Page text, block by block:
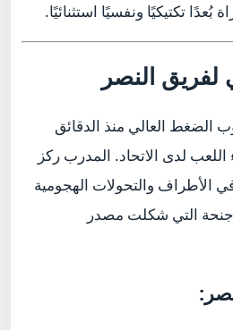
تكتيكيًا ونفسيًا استثنائيًا.
لفريق النصر
الضغط العالي منذ الدقائق
اللعب لدى الاتحاد. المدرب ركز
الأطراف والتحولات الهجومية
التي شكلت مصدر